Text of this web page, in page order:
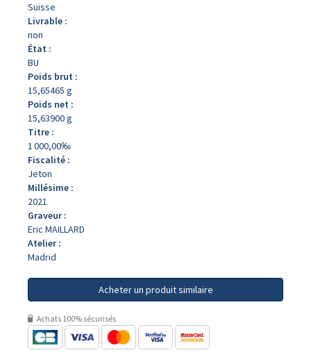
Suisse
Livrable :
non
État :
BU
Poids brut :
15,65465 g
Poids net :
15,63900 g
Titre :
1 000,00‰
Fiscalité :
Jeton
Millésime :
2021
Graveur :
Eric MAILLARD
Atelier :
Madrid
Acheter un produit similaire
Achats 100% sécurisés